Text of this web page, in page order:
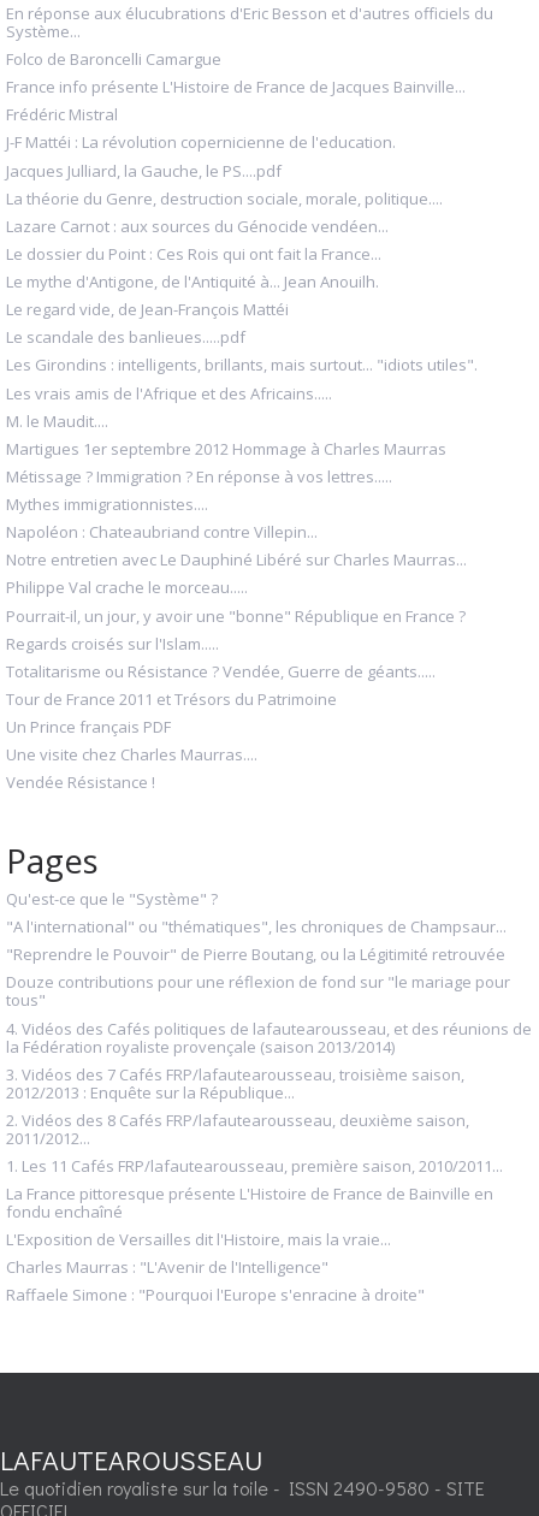
En réponse aux élucubrations d'Eric Besson et d'autres officiels du
Système...
Folco de Baroncelli Camargue
France info présente L'Histoire de France de Jacques Bainville...
Frédéric Mistral
J-F Mattéi : La révolution copernicienne de l'education.
Jacques Julliard, la Gauche, le PS....pdf
La théorie du Genre, destruction sociale, morale, politique....
Lazare Carnot : aux sources du Génocide vendéen...
Le dossier du Point : Ces Rois qui ont fait la France...
Le mythe d'Antigone, de l'Antiquité à... Jean Anouilh.
Le regard vide, de Jean-François Mattéi
Le scandale des banlieues.....pdf
Les Girondins : intelligents, brillants, mais surtout... "idiots utiles".
Les vrais amis de l'Afrique et des Africains.....
M. le Maudit....
Martigues 1er septembre 2012 Hommage à Charles Maurras
Métissage ? Immigration ? En réponse à vos lettres.....
Mythes immigrationnistes....
Napoléon : Chateaubriand contre Villepin...
Notre entretien avec Le Dauphiné Libéré sur Charles Maurras...
Philippe Val crache le morceau.....
Pourrait-il, un jour, y avoir une "bonne" République en France ?
Regards croisés sur l'Islam.....
Totalitarisme ou Résistance ? Vendée, Guerre de géants.....
Tour de France 2011 et Trésors du Patrimoine
Un Prince français PDF
Une visite chez Charles Maurras....
Vendée Résistance !
Pages
Qu'est-ce que le "Système" ?
"A l'international" ou "thématiques", les chroniques de Champsaur...
"Reprendre le Pouvoir" de Pierre Boutang, ou la Légitimité retrouvée
Douze contributions pour une réflexion de fond sur "le mariage pour
tous"
4. Vidéos des Cafés politiques de lafautearousseau, et des réunions de
la Fédération royaliste provençale (saison 2013/2014)
3. Vidéos des 7 Cafés FRP/lafautearousseau, troisième saison,
2012/2013 : Enquête sur la République...
2. Vidéos des 8 Cafés FRP/lafautearousseau, deuxième saison,
2011/2012...
1. Les 11 Cafés FRP/lafautearousseau, première saison, 2010/2011...
La France pittoresque présente L'Histoire de France de Bainville en
fondu enchaîné
L'Exposition de Versailles dit l'Histoire, mais la vraie...
Charles Maurras : "L'Avenir de l'Intelligence"
Raffaele Simone : "Pourquoi l'Europe s'enracine à droite"
LAFAUTEAROUSSEAU
Le quotidien royaliste sur la toile - ISSN 2490-9580 - SITE
OFFICIEL